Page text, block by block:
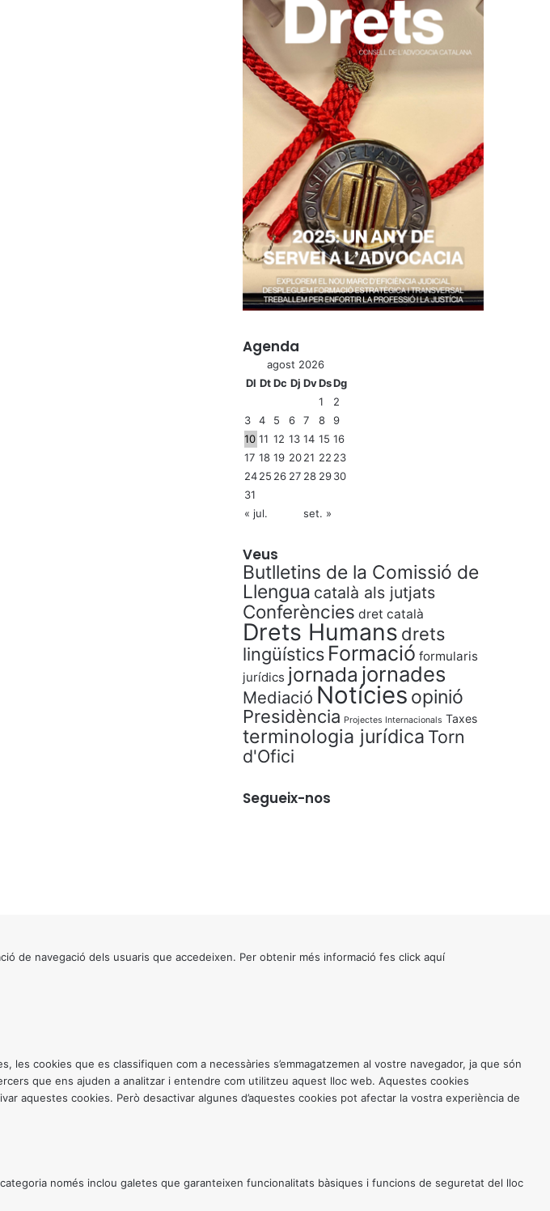
Agenda
agost 2026
Dl Dt Dc Dj DvDsDg
1
2
3
4 5 6 7 8
9
10 11 12 13 14 15 16
17 18 19 2021 22 23
2425 26 27 28 2930
31
« jul.
set. »
Veus
Butlletins de la Comissió de
Llengua català als jutjats
Conferències dret català
Drets Humans drets
lingüístics Formació formularis
jurídics jornada jornades
Mediació Notícies opinió
Presidència Projectes Internacionals Taxes
terminologia jurídica Torn
d'Ofici
Segueix-nos
de navegació dels usuaris que accedeixen. Per obtenir més informació fes click aquí
cookies que es classifiquen com a necessàries s’emmagatzemen al vostre navegador, ja que són
que ens ajuden a analitzar i entendre com utilitzeu aquest lloc web. Aquestes cookies
aquestes cookies. Però desactivar algunes d’aquestes cookies pot afectar la vostra experiència de
només inclou galetes que garanteixen funcionalitats bàsiques i funcions de seguretat del lloc